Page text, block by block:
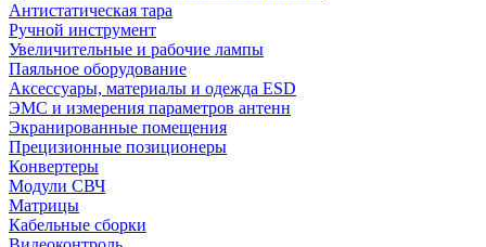
Антистатическая тара
Ручной инструмент
Увеличительные и рабочие лампы
Паяльное оборудование
Аксессуары, материалы и одежда ESD
ЭМС и измерения параметров антенн
Экранированные помещения
Прецизионные позиционеры
Конвертеры
Модули СВЧ
Матрицы
Кабельные сборки